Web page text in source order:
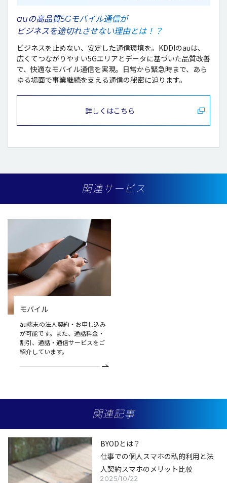
auの高品質5Gモバイル通信が
ビジネスを途切れさせない理由とは！？
ビジネスを止めない、安定した通信環境を。KDDIのauは、
広くてつながりやすい5Gエリアとデータに基づいた品質改善
で、快適なモバイル通信を実現。日常から緊急時まで、あら
ゆる場面で事業継続を支える通信の秘密に迫ります。
詳しくはこちら
関連サービス
モバイル
au端末の法人契約・お申し込み
が可能です。また、通話料金・
割引、通話・通信サービスをご
紹介しています。
関連記事
2025/10/22
BYODとは？
仕事での個人スマホの私的利用と法
人契約スマホのメリット比較